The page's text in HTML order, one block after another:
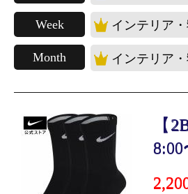
Week インテリア
Month インテリア
【